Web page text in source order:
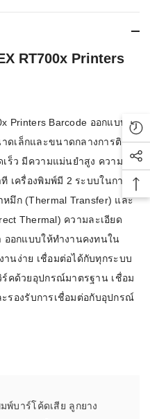
RT700x Printers
Printers Barcode ออกแบบมา
ดเล็กและขนาดกลางการติด
ร็ว มีความแม่นยำสูง ความเร็ว
เครื่องพิมพ์มี 2 ระบบในการ
มึก (Thermal Transfer) และ
Thermal) ความละเอียด
ออกแบบให้ทำงานคงทนใน
นง่าย เชื่อมต่อได้กับทุกระบบ
ร์คด้วยอุปกรณ์มาตรฐาน เชื่อม
รองรับการเชื่อมต่อกับอุปกรณ์
พ์บาร์โค้ดเสีย ลูกยาง